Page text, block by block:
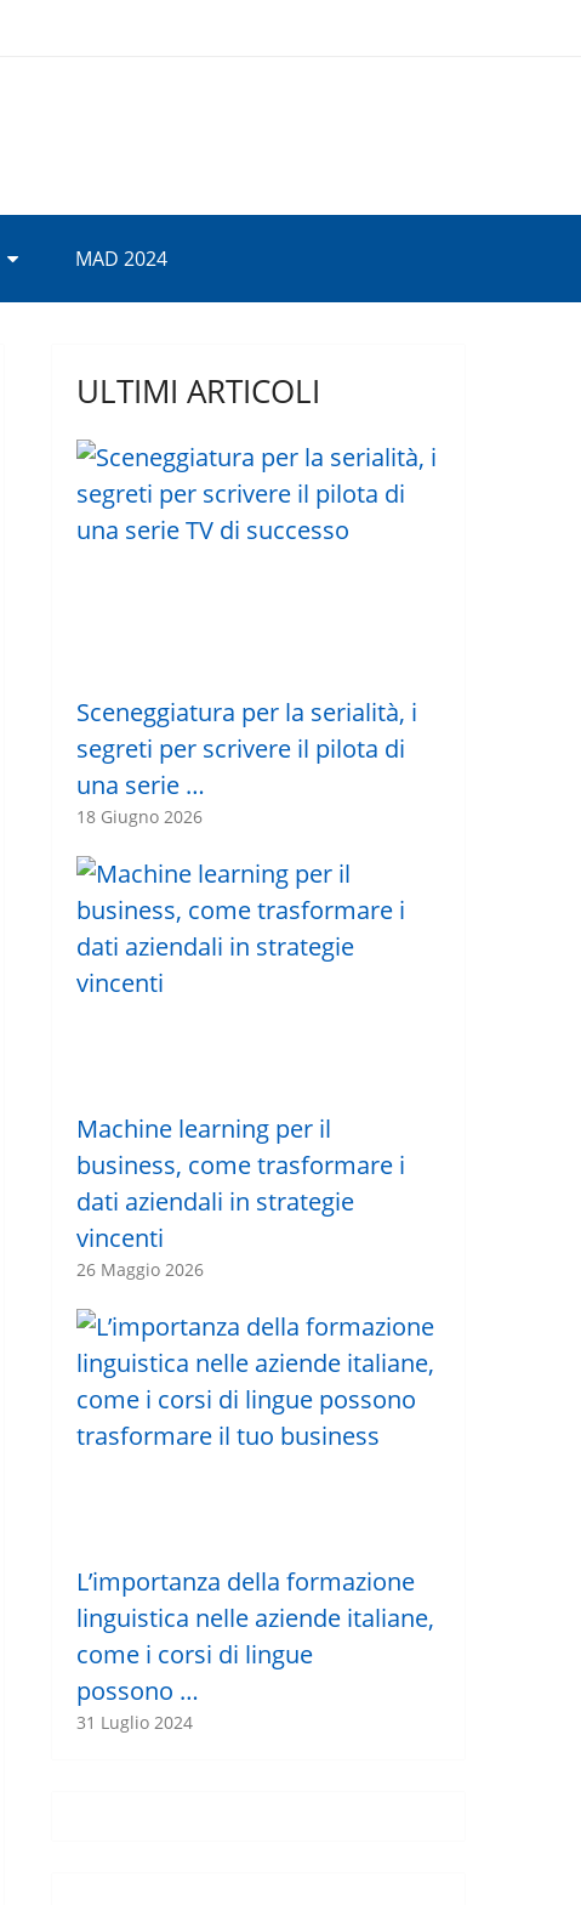
MAD 2024
ULTIMI ARTICOLI
Sceneggiatura per la serialità, i
segreti per scrivere il pilota di
una serie …
18 Giugno 2026
Machine learning per il
business, come trasformare i
dati aziendali in strategie
vincenti
26 Maggio 2026
L’importanza della formazione
linguistica nelle aziende italiane,
come i corsi di lingue
possono …
31 Luglio 2024